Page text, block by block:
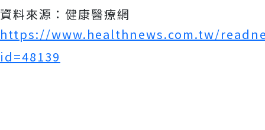
資料來源：健康醫療網
https://www.healthnews.com.tw/
id=48139